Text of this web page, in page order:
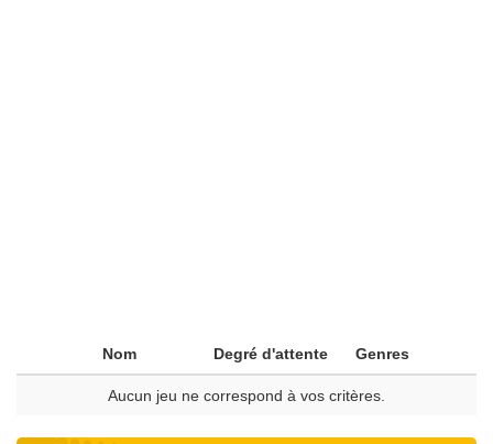
Nom Degré d'attente Genres
Aucun jeu ne correspond à vos critères.